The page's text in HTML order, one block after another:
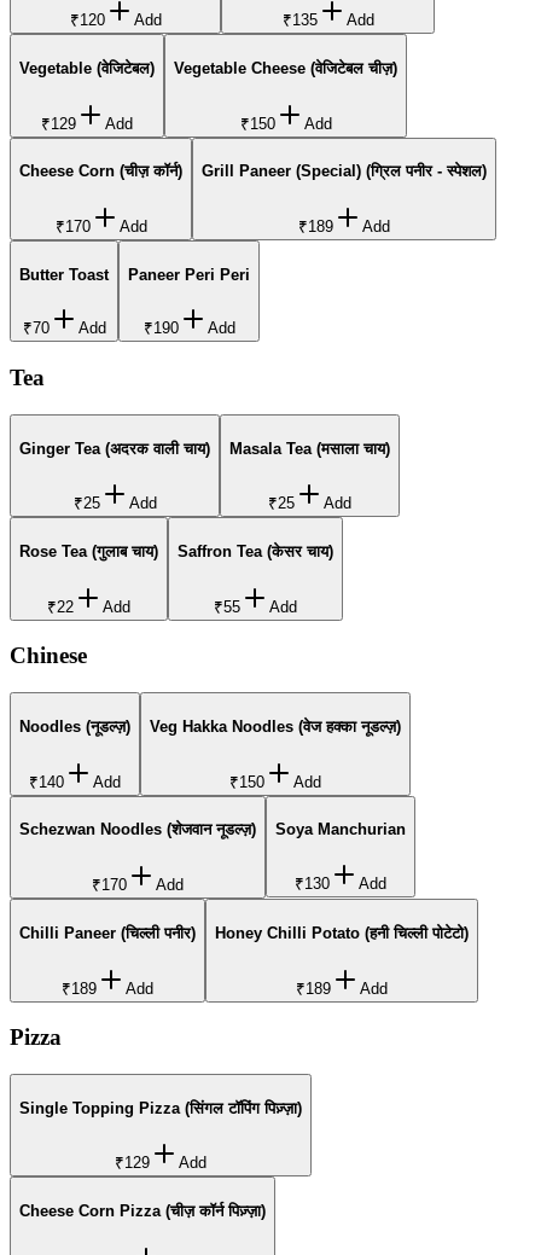
₹120 Add ₹135 Add
Vegetable (वेजिटेबल)
₹129 Add
Vegetable Cheese (वेजिटेबल चीज़)
₹150 Add
Cheese Corn (चीज़ कॉर्न)
₹170 Add
Grill Paneer (Special) (ग्रिल पनीर - स्पेशल)
₹189 Add
Butter Toast
₹70 Add
Paneer Peri Peri
₹190 Add
Tea
Ginger Tea (अदरक वाली चाय)
₹25 Add
Masala Tea (मसाला चाय)
₹25 Add
Rose Tea (गुलाब चाय)
₹22 Add
Saffron Tea (केसर चाय)
₹55 Add
Chinese
Noodles (नूडल्ज़)
₹140 Add
Veg Hakka Noodles (वेज हक्का नूडल्ज़)
₹150 Add
Schezwan Noodles (शेजवान नूडल्ज़)
₹170 Add
Soya Manchurian
₹130 Add
Chilli Paneer (चिल्ली पनीर)
₹189 Add
Honey Chilli Potato (हनी चिल्ली पोटेटो)
₹189 Add
Pizza
Single Topping Pizza (सिंगल टॉपिंग पिज़्ज़ा)
₹129 Add
Cheese Corn Pizza (चीज़ कॉर्न पिज़्ज़ा)